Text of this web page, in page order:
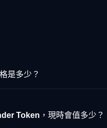
是多少？
Token，現時會值多少？